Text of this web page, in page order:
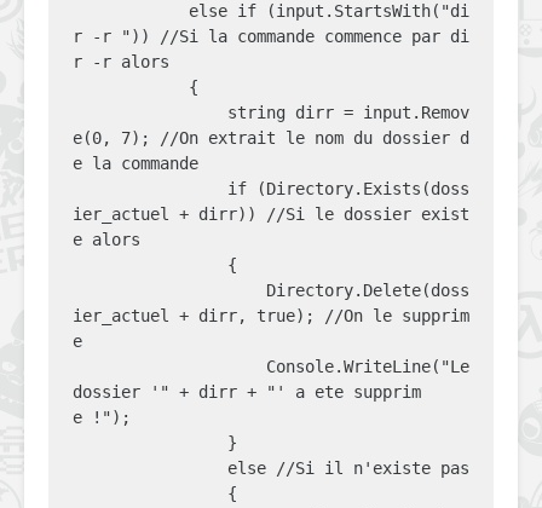
r -r ")) //Si la commande commence par di
r -r alors
e(0, 7); //On extrait le nom du dossier d
e la commande
ier_actuel + dirr)) //Si le dossier exist
e alors
ier_actuel + dirr, true); //On le supprim
e
dossier '" + dirr + "' a ete supprim
e !");